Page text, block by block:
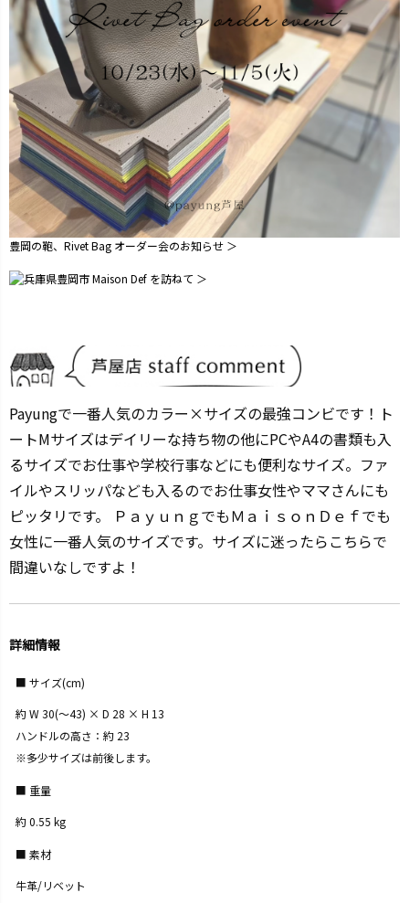
豊岡の鞄、Rivet Bag オーダー会のお知らせ ＞
兵庫県豊岡市 Maison Def を訪ねて ＞
Payungで一番人気のカラー×サイズの最強コンビです！ト
ートMサイズはデイリーな持ち物の他にPCやA4の書類も入
るサイズでお仕事や学校行事などにも便利なサイズ。ファ
イルやスリッパなども入るのでお仕事女性やママさんにも
ピッタリです。 ＰａｙｕｎｇでもＭａｉｓｏｎＤｅｆでも
女性に一番人気のサイズです。サイズに迷ったらこちらで
間違いなしですよ！
詳細情報
サイズ(cm)
約 W 30(～43) × D 28 × H 13
ハンドルの高さ：約 23
※多少サイズは前後します。
重量
約 0.55 kg
素材
牛革/リベット